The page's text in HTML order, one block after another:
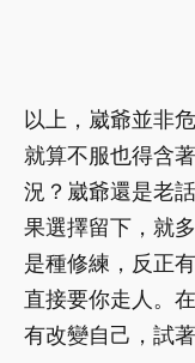
以上，崴爺並非
就算不服也得含
況？崴爺還是老
果選擇留下，就
是種修練，反正
直接要你走人。
有改變自己，試